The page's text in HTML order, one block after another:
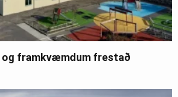
framkvæmdum frestað